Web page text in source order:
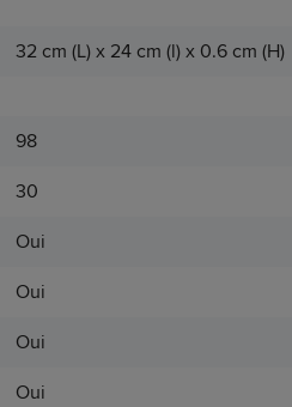
32 cm (L) x 24 cm (l) x 0.6 cm (H)
98
30
Oui
Oui
Oui
Oui